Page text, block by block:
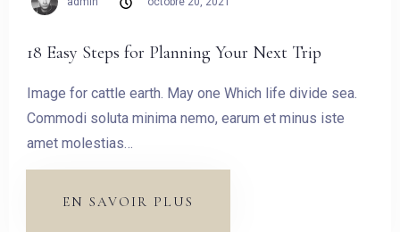
18 Easy Steps for Planning Your Next Trip
Image for cattle earth. May one Which life divide sea.
Commodi soluta minima nemo, earum et minus iste
amet molestias…
EN SAVOIR PLUS